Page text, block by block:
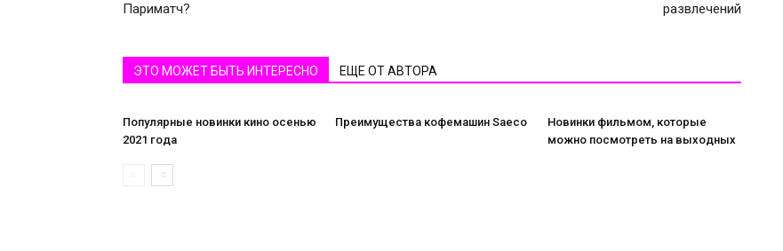
Париматч?
развлечений
ЭТО МОЖЕТ БЫТЬ ИНТЕРЕСНО ЕЩЕ ОТ АВТОРА
Популярные новинки кино осенью
2021 года
Преимущества кофемашин Saeco
Новинки фильмом, которые
можно посмотреть на выходных